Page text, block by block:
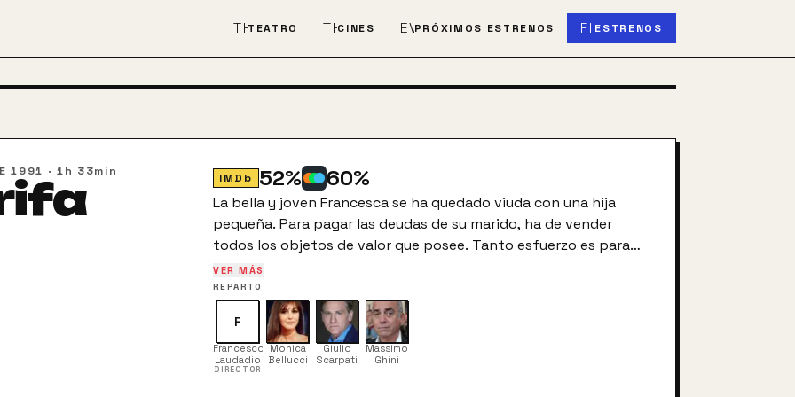
THEATER_COMEDY
TEATRO THEATERS
CINES EVENT_UPCOMING
PRÓXIMOS ESTRENOS FIBER_NEW
ESTRENOS
1991 · 1h 33min IMDb 52% 60%
La bella y joven Francesca se ha quedado viuda con una hija
pequeña. Para pagar las deudas de su marido, ha de vender
todos los objetos de valor que posee. Tanto esfuerzo es para
poder pagar el piso en el que vive y el colegio de la niña. Sin
embargo, dado que sus problemas económicos no acaban ahí,
decide rifarse como amante entre los hombres más ricos que la
desean.
VER MÁS
REPARTO
F
Francesco
Laudadio
DIRECTOR
Monica
Bellucci
Giulio
Scarpati
Massimo
Ghini